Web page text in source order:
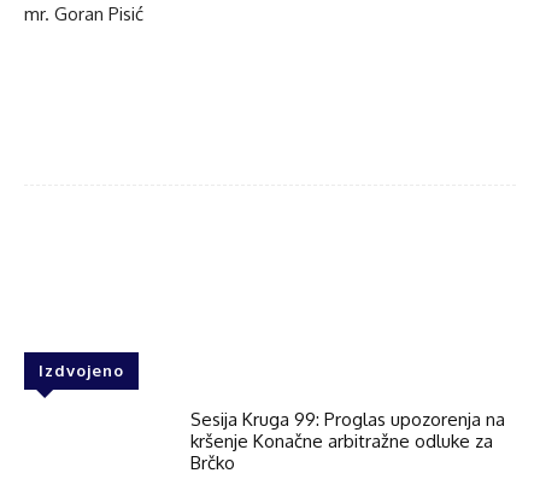
mr. Goran Pisić
Izdvojeno
Sesija Kruga 99: Proglas upozorenja na
kršenje Konačne arbitražne odluke za
Brčko